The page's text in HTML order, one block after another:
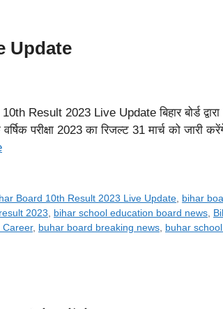
Update
2023 Live Update बिहार बोर्ड द्वारा
परीक्षा 2023 का रिजल्ट 31 मार्च को जारी
Board 10th Result 2023 Live Update bihar
2023 bihar school education board news
Career, buhar board breaking news buhar